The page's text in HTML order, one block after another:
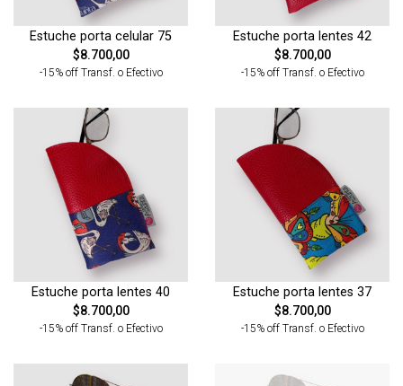
Estuche porta celular 75
$8.700,00
-15% off Transf. o Efectivo
Estuche porta lentes 42
$8.700,00
-15% off Transf. o Efectivo
Estuche porta lentes 40
$8.700,00
-15% off Transf. o Efectivo
Estuche porta lentes 37
$8.700,00
-15% off Transf. o Efectivo